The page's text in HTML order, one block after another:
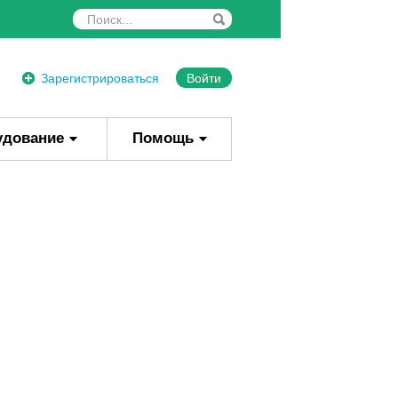
Зарегистрироваться Войти
Помощь